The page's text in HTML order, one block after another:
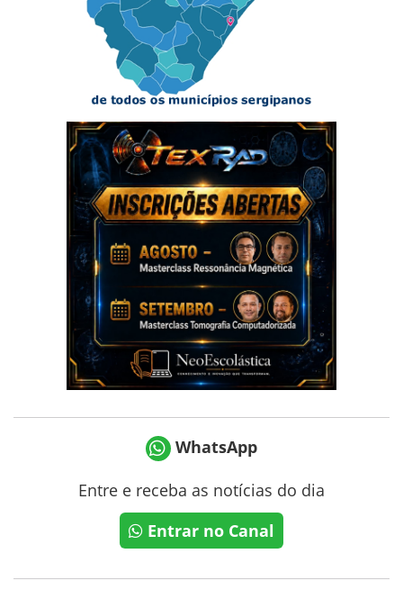
WhatsApp
Entre e receba as notícias do dia
Entrar no Canal